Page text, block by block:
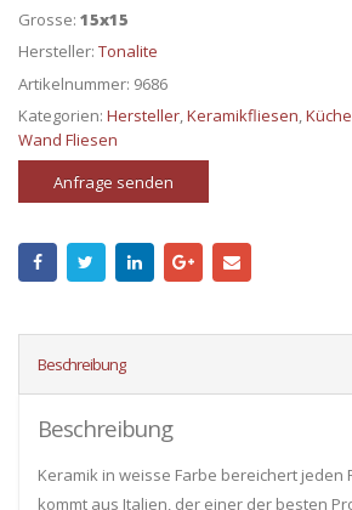
Grosse: 15x15
Hersteller: Tonalite
Artikelnummer: 9686
Kategorien: Hersteller,Keramikfliesen,
Wand Fliesen
Anfrage senden
Beschreibung
Beschreibung
Keramik in weisse Farbe bereichert jeden
kommt aus Italien, der einer der besten